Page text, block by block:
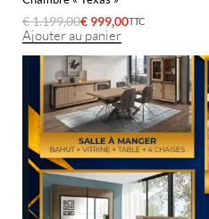
€1.199,00€ 999,00TTC
Ajouter au panier